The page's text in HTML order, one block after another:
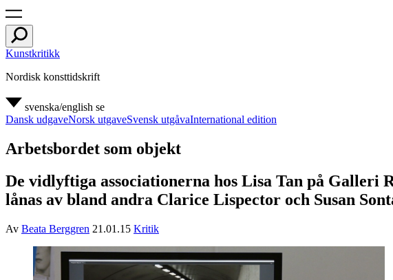
Kunstkritikk
Nordisk konsttidskrift
svenska/english se
Dansk udgaveNorsk utgaveSvensk utgåvaInternational edition
Arbetsbordet som objekt
De vidlyftiga associationerna hos Lisa Tan på
lånas av bland andra Clarice Lispector och Susan
Av Beata Berggren 21.01.15 Kritik